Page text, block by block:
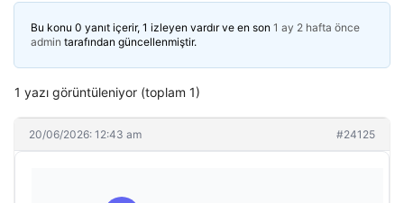
Bu konu 0 yanıt içerir, 1 izleyen vardır ve en son 1 ay 2 hafta önce
admin tarafından güncellenmiştir.
1 yazı görüntüleniyor (toplam 1)
20/06/2026: 12:43 am #24125